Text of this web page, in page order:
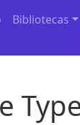
Bibliotecas